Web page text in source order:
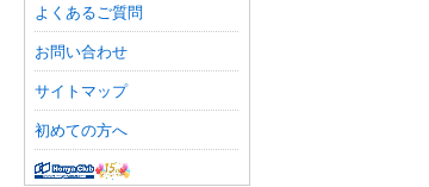
よくあるご質問
お問い合わせ
サイトマップ
初めての方へ